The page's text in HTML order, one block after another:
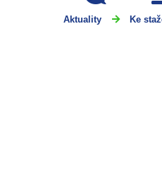
Aktuality Ke